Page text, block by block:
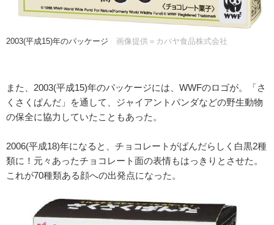
2003(平成15)年のパッケージ 画像提供＝カバヤ食品株式会社
また、2003(平成15)年のパッケージには、WWFのロゴが。「さ
くさくぱんだ」を通して、ジャイアントパンダなどの野生動物
の保全に協力していたこともあった。
2006(平成18)年になると、チョコレートがぱんだらしく白黒2種
類に！元々あったチョコレート面の表情もはっきりとさせた。
これが70種類ある顔への出発点になった。